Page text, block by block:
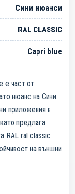
Сини нюанси
RAL CLASSIC
Capri blue
е част от
нюанс на Сини
приложения в
предлага
RAL ral classic
на външни